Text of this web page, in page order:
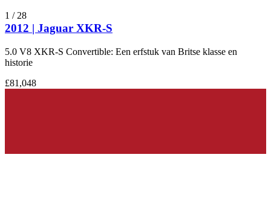
1 / 28
2012 | Jaguar XKR-S
5.0 V8 XKR-S Convertible: Een erfstuk van Britse klasse en
historie
£81,048